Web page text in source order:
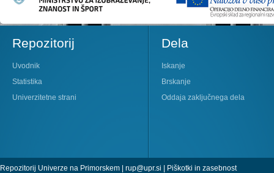
Repozitorij
Uvodnik
Statistika
Univerzitetne strani
Dela
Iskanje
Brskanje
Oddaja zaključnega dela
Repozitorij Univerze na Primorskem | rup@upr.si | Piškotki in zasebnost